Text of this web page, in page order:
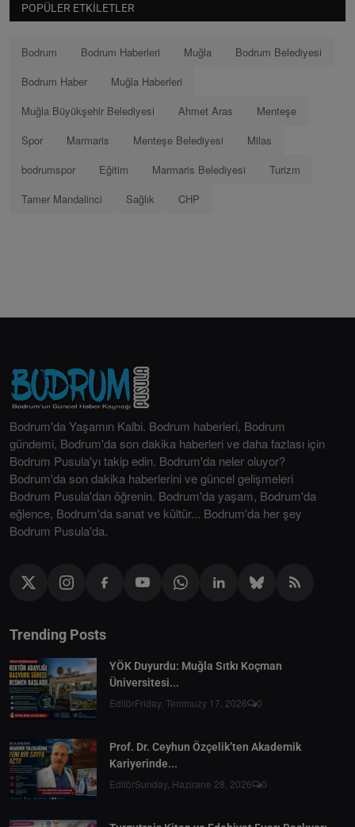
POPÜLER ETKILETLER
Bodrum Bodrum Haberleri Muğla
Bodrum Belediyesi
Bodrum Haber
Muğla Haberleri
Muğla Büyükşehir Belediyesi
Ahmet Aras
Menteşe
Spor
Marmaris Menteşe Belediyesi
Milas
bodrumspor
Eğitim Marmaris Belediyesi
Turizm
Tamer Mandalinci
Sağlık CHP
Bodrum'da Yaşamın Kalbi. Bodrum haberleri, Bodrum
gündemi, Bodrum'da son dakika haberleri ve daha fazlası için
Bodrum Pusula'yı takip edin. Bodrum'da neler oluyor?
Bodrum'da son dakika haberlerini ve güncel gelişmeleri
Bodrum Pusula'dan öğrenin. Bodrum'da yaşam, Bodrum'da
eğlence, Bodrum'da sanat ve kültür... Bodrum'da her şey
Bodrum Pusula'da.
Trending Posts
YÖK Duyurdu: Muğla Sıtkı Koçman
Üniversitesi...
EditörFriday, Temmuzy 17, 2026 0
Prof. Dr. Ceyhun Özçelik’ten Akademik
Kariyerinde...
EditörSunday, Hazirane 28, 2026 0